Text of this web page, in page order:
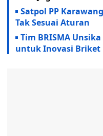
Satpol PP
Tak Sesuai Aturan
Tim BRISMA
untuk Inovasi Briket